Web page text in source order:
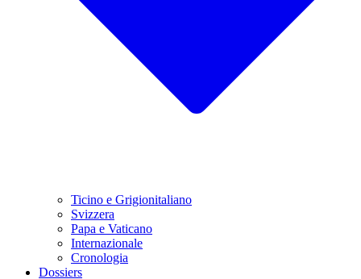
Ticino e Grigionitaliano
Svizzera
Papa e Vaticano
Internazionale
Cronologia
Dossiers